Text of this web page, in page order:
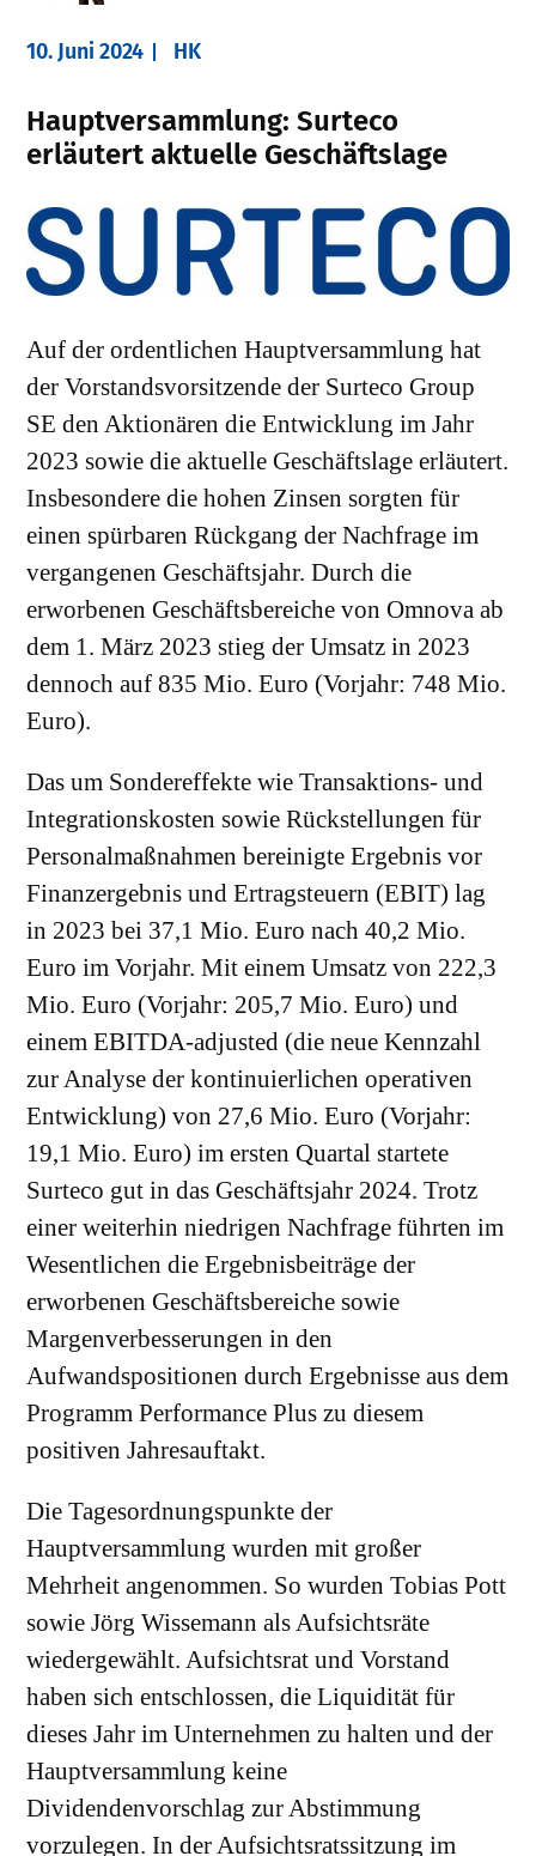
10. Juni 2024 HK
Hauptversammlung: Surteco
erläutert aktuelle Geschäftslage
Auf der ordentlichen Hauptversammlung hat
der Vorstandsvorsitzende der Surteco Group
SE den Aktionären die Entwicklung im Jahr
2023 sowie die aktuelle Geschäftslage erläutert.
Insbesondere die hohen Zinsen sorgten für
einen spürbaren Rückgang der Nachfrage im
vergangenen Geschäftsjahr. Durch die
erworbenen Geschäftsbereiche von Omnova ab
dem 1. März 2023 stieg der Umsatz in 2023
dennoch auf 835 Mio. Euro (Vorjahr: 748 Mio.
Euro).
Das um Sondereffekte wie Transaktions- und
Integrationskosten sowie Rückstellungen für
Personalmaßnahmen bereinigte Ergebnis vor
Finanzergebnis und Ertragsteuern (EBIT) lag
in 2023 bei 37,1 Mio. Euro nach 40,2 Mio.
Euro im Vorjahr. Mit einem Umsatz von 222,3
Mio. Euro (Vorjahr: 205,7 Mio. Euro) und
einem EBITDA-adjusted (die neue Kennzahl
zur Analyse der kontinuierlichen operativen
Entwicklung) von 27,6 Mio. Euro (Vorjahr:
19,1 Mio. Euro) im ersten Quartal startete
Surteco gut in das Geschäftsjahr 2024. Trotz
einer weiterhin niedrigen Nachfrage führten im
Wesentlichen die Ergebnisbeiträge der
erworbenen Geschäftsbereiche sowie
Margenverbesserungen in den
Aufwandspositionen durch Ergebnisse aus dem
Programm Performance Plus zu diesem
positiven Jahresauftakt.
Die Tagesordnungspunkte der
Hauptversammlung wurden mit großer
Mehrheit angenommen. So wurden Tobias Pott
sowie Jörg Wissemann als Aufsichtsräte
wiedergewählt. Aufsichtsrat und Vorstand
haben sich entschlossen, die Liquidität für
dieses Jahr im Unternehmen zu halten und der
Hauptversammlung keine
Dividendenvorschlag zur Abstimmung
vorzulegen. In der Aufsichtsratssitzung im